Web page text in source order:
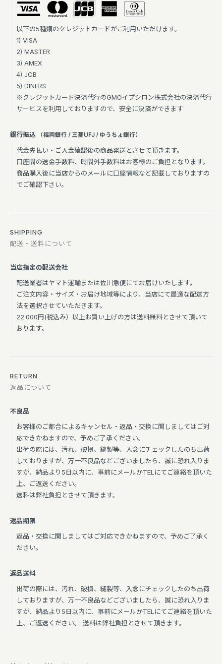
以下の5種類のクレジットカードがご利用いただけます。
1) VISA
2) MASTER
3) AMEX
4) JCB
5) DINERS
※クレジットカード決済代行のGMOイプシロン株式会社の決済代行
サービスを利用しておりますので、安全に決済ができます
銀行振込 （福岡銀行 / 三菱UFJ / ゆうちょ銀行）
代金先払い・ご入金確認後の商品発送とさせて頂きます。
口座間の送金手数料、時間外手数料はお客様のご負担となります。
商品購入後に当店からのメールに口座情報など記載しておりますの
でご確認下さい。
SHIPPING
配送・送料について
当店指定の配送会社
配送業者はヤマト運輸または佐川急便にてお届けいたします。
ご注文内容・サイズ・お届け地域等により、当店にて最適な配送方
法を選択させていただきます。
22.000円(税込み）以上お買い上げの方は送料無料とさせて頂いて
おります。
RETURN
返品について
不良品
お客様のご都合によるキャンセル・返品・交換に関しましてはご対
応できかねますので、予めご了承ください。
出荷の際には、汚れ、破損、縫製等、入念にチェックしたのち出荷
しておりますが、万一不良品などございましたら、誠に恐れ入りま
すが、納品より5日以内に、事前にメールかTELにてご連絡を頂いた
上、ご返送ください。
送料は弊社負担とさせて頂きます。
返品期限
返品・交換に関しましてはご対応できかねますので、予めご了承く
ださい。
返品送料
出荷の際には、汚れ、破損、縫製等、入念にチェックしたのち出荷
しておりますが、万一不良品などございましたら、誠に恐れ入りま
すが、納品より5日以内に、事前にメールかTELにてご連絡を頂いた
上、ご返送ください。 送料は弊社負担とさせて頂きます。